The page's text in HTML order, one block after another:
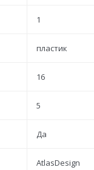
1
пластик
16
5
Да
AtlasDesign